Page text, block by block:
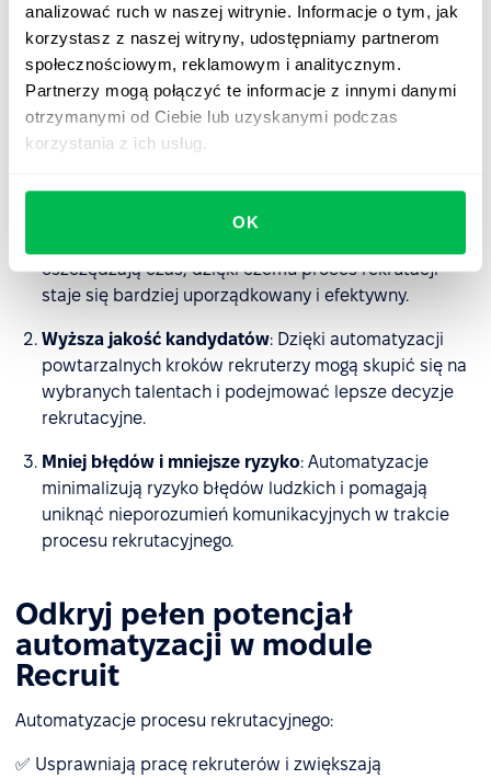
analizować ruch w naszej witrynie. Informacje o tym, jak
korzystasz z naszej witryny, udostępniamy partnerom
społecznościowym, reklamowym i analitycznym.
Partnerzy mogą połączyć te informacje z innymi danymi
otrzymanymi od Ciebie lub uzyskanymi podczas
korzystania z ich usług.
OK
Dlaczego automatyzacje
modułu Recruit to must-have
rekrutacji?
Oto trzy główne powody, dla których automatyzacje
Lepiej zorganizowany proces rekrutacyjny
oszczędzają czas, dzięki czemu proces rekrutacji
staje się bardziej uporządkowany i efektywny.
Wyższa jakość kandydatów: Dzięki automatyzacji
powtarzalnych kroków rekruterzy mogą skupić się na
wybranych talentach i podejmować lepsze decyzje
rekrutacyjne.
Mniej błędów i mniejsze ryzyko: Automatyzacje
minimalizują ryzyko błędów ludzkich i pomagają
uniknąć nieporozumień komunikacyjnych w trakcie
procesu rekrutacyjnego.
Odkryj pełen potencjał
automatyzacji w module
Recruit
Automatyzacje procesu rekrutacyjnego:
✅ Usprawniają pracę rekruterów i zwiększają